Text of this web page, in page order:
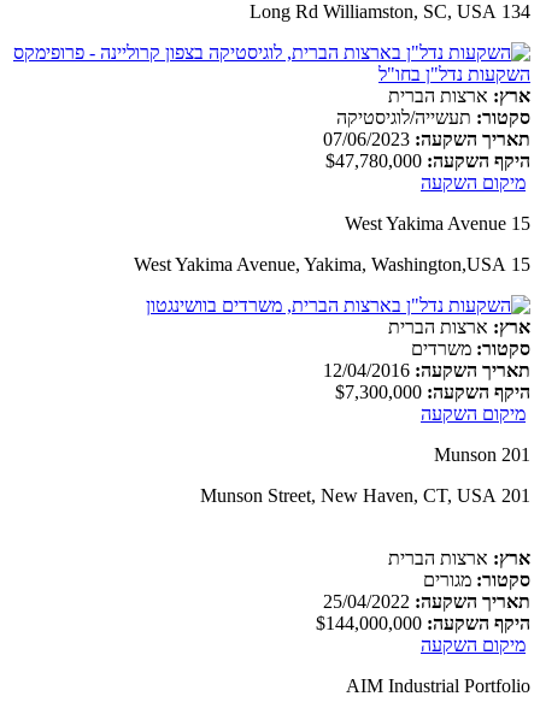
134 Long Rd Williamston, SC, USA
ארץ: ארצות הברית
סקטור: תעשייה/לוגיסטיקה
תאריך השקעה:
היקף השקעה:
מיקום השקעה
15 West Yakima Avenue
15 West Yakima Avenue, Yakima, Washington,USA
ארץ: ארצות הברית
סקטור: משרדים
תאריך השקעה:
היקף השקעה:
מיקום השקעה
201 Munson
201 Munson Street, New Haven, CT, USA
ארץ: ארצות הברית
סקטור: מגורים
תאריך השקעה:
היקף השקעה:
מיקום השקעה
AIM Industrial Portfolio